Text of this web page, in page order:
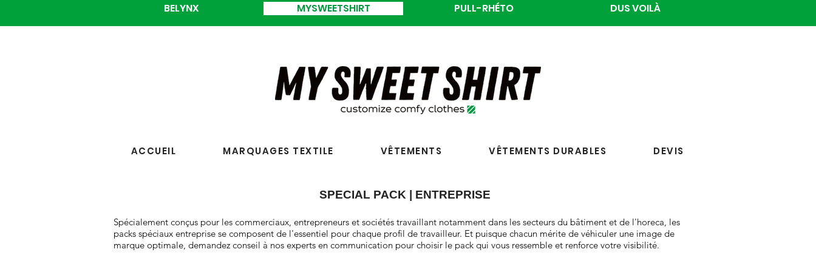
BELYNX MYSWEETSHIRT PULL-RHÉTO DUS VOILÀ
ACCUEIL MARQUAGES TEXTILE VÊTEMENTS VÊTEMENTS DURABLES DEVIS
SPECIAL PACK | ENTREPRISE
Spécialement conçus pour les commerciaux, entrepreneurs et sociétés travaillant notamment dans les secteurs du bâtiment et de l'horeca, les
packs spéciaux entreprise se composent de l'essentiel pour chaque profil de travailleur. Et puisque chacun mérite de véhiculer une image de
marque optimale, demandez conseil à nos experts en communication pour choisir le pack qui vous ressemble et renforce votre visibilité.